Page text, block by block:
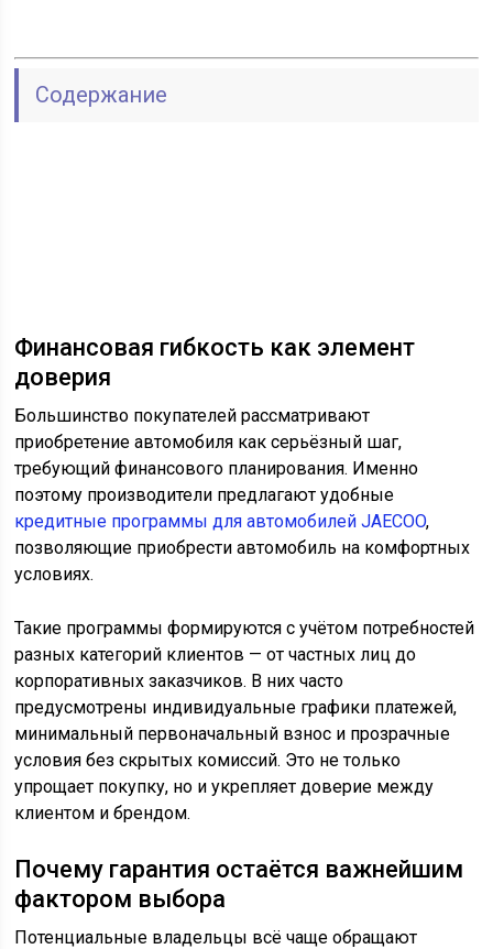
Содержание
Финансовая гибкость как элемент
доверия
Большинство покупателей рассматривают
приобретение автомобиля как серьёзный шаг,
требующий финансового планирования. Именно
поэтому производители предлагают удобные
кредитные программы для автомобилей JAECOO,
позволяющие приобрести автомобиль на комфортных
условиях.
Такие программы формируются с учётом потребностей
разных категорий клиентов — от частных лиц до
корпоративных заказчиков. В них часто
предусмотрены индивидуальные графики платежей,
минимальный первоначальный взнос и прозрачные
условия без скрытых комиссий. Это не только
упрощает покупку, но и укрепляет доверие между
клиентом и брендом.
Почему гарантия остаётся важнейшим
фактором выбора
Потенциальные владельцы всё чаще обращают